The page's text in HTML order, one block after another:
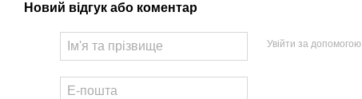
Новий відгук або коментар
Увійти за допомогою